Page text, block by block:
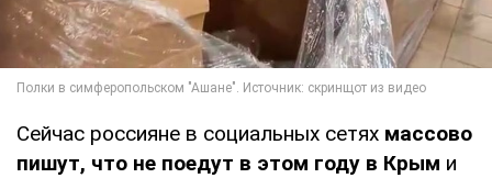
Сейчас россияне в социальных сетях массово
пишут, что не поедут в этом году в Крым и